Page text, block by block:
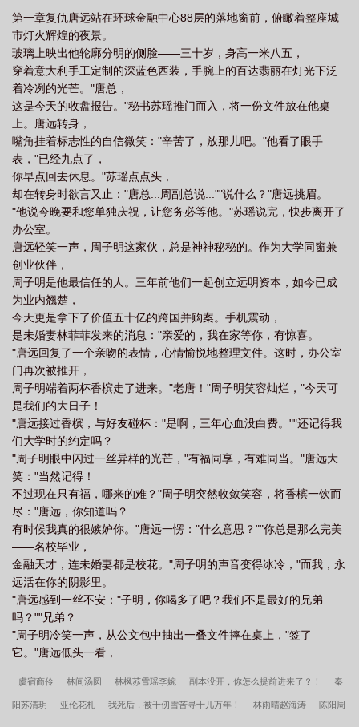
第一章复仇唐远站在环球金融中心88层的落地窗前，俯瞰着整座城
市灯火辉煌的夜景。
玻璃上映出他轮廓分明的侧脸——三十岁，身高一米八五，
穿着意大利手工定制的深蓝色西装，手腕上的百达翡丽在灯光下泛
着冷冽的光芒。"唐总，
这是今天的收盘报告。"秘书苏瑶推门而入，将一份文件放在他桌
上。唐远转身，
嘴角挂着标志性的自信微笑："辛苦了，放那儿吧。"他看了眼手
表，"已经九点了，
你早点回去休息。"苏瑶点点头，
却在转身时欲言又止："唐总...周副总说...""说什么？"唐远挑眉。
"他说今晚要和您单独庆祝，让您务必等他。"苏瑶说完，快步离开了
办公室。
唐远轻笑一声，周子明这家伙，总是神神秘秘的。作为大学同窗兼
创业伙伴，
周子明是他最信任的人。三年前他们一起创立远明资本，如今已成
为业内翘楚，
今天更是拿下了价值五十亿的跨国并购案。手机震动，
是未婚妻林菲菲发来的消息："亲爱的，我在家等你，有惊喜。
"唐远回复了一个亲吻的表情，心情愉悦地整理文件。这时，办公室
门再次被推开，
周子明端着两杯香槟走了进来。"老唐！"周子明笑容灿烂，"今天可
是我们的大日子！
"唐远接过香槟，与好友碰杯："是啊，三年心血没白费。""还记得我
们大学时的约定吗？
"周子明眼中闪过一丝异样的光芒，"有福同享，有难同当。"唐远大
笑："当然记得！
不过现在只有福，哪来的难？"周子明突然收敛笑容，将香槟一饮而
尽："唐远，你知道吗？
有时候我真的很嫉妒你。"唐远一愣："什么意思？""你总是那么完美
——名校毕业，
金融天才，连未婚妻都是校花。"周子明的声音变得冰冷，"而我，永
远活在你的阴影里。
"唐远感到一丝不安："子明，你喝多了吧？我们不是最好的兄弟
吗？""兄弟？
"周子明冷笑一声，从公文包中抽出一叠文件摔在桌上，"签了
它。"唐远低头一看， ...
虞宿商伶 林间汤圆 林枫苏雪瑶李婉 副本没开，你怎么提前进来了？！ 秦
阳苏清玥 亚伦花札 我死后，被千仞雪苦寻十几万年！ 林雨晴赵海涛 陈阳周